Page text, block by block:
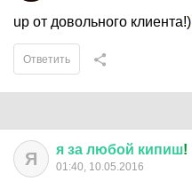
up от довольного клиента!)
Ответить
Я я за любой кипиш!
01:40, 10.05.2016